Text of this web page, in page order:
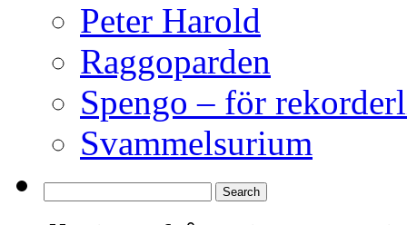
Peter Harold
Raggoparden
Spengo – för
Svammelsurium